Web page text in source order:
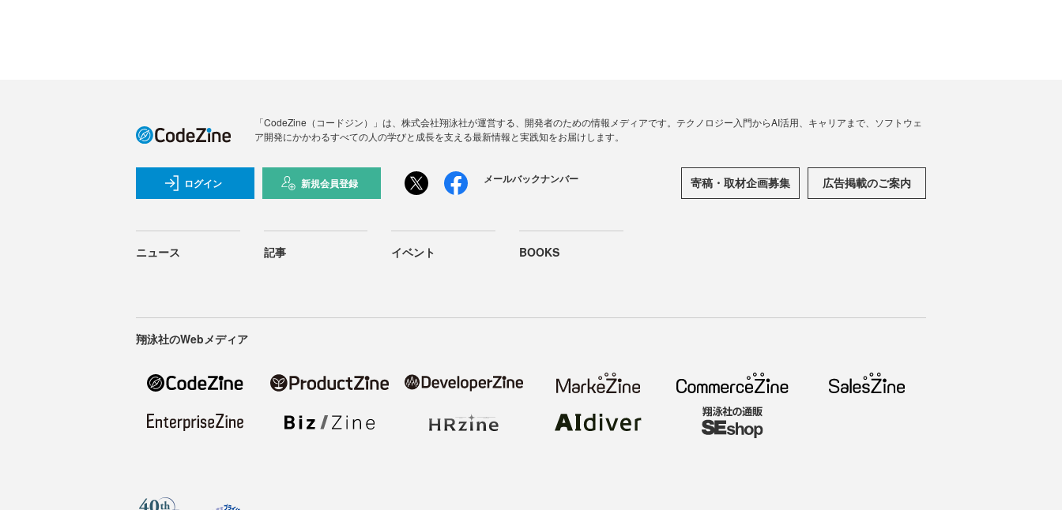
「CodeZine（コードジン）」は、株式会社翔泳社が運営する、開発者のための情報メディアです。テクノロジー入門からAI活用、キャリアまで、ソフトウェ
ア開発にかかわるすべての人の学びと成長を支える最新情報と実践知をお届けします。
ログイン 新規会員登録 メールバックナンバー 寄稿・取材企画募集 広告掲載のご案内
ニュース 記事 イベント BOOKS
翔泳社のWebメディア